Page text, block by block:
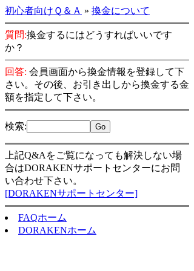
初心者向けＱ＆Ａ » 換金について
質問:換金するにはどうすればいいです
か？
回答: 会員画面から換金情報を登録して下
さい。その後、お引き出しから換金する金
額を指定して下さい。
検索:
上記Q&Aをご覧になっても解決しない場
合はDORAKENサポートセンターにお問
い合わせ下さい。
[DORAKENサポートセンター]
FAQホーム
DORAKENホーム